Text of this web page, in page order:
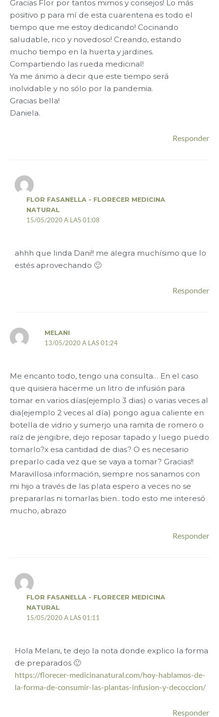
Gracias Flor por tantos mimos y consejos! Lo más
positivo p para mí de esta cuarentena es todo el
tiempo que me estoy dedicando! Cocinando
saludable, rico y novedoso! Creando, estando
mucho tiempo en la huerta y jardines.
Compartiendo las rueda medicinal!
Ya me ánimo a decir que este tiempo será
inolvidable y no sólo por la pandemia.
Gracias bella!
Daniela.
Responder
FLOR FASANELLA - FLORECER MEDICINA
NATURAL
15/05/2020 A LAS 01:08
ahhh que linda Dani!! me alegra muchísimo que lo
estés aprovechando 🙂
Responder
MELANI
13/05/2020 A LAS 01:24
Me encanto todo, tengo una consulta… En el caso
que quisiera hacerme un litro de infusión para
tomar en varios días(ejemplo 3 dias) o varias veces al
dia(ejemplo 2 veces al día) pongo agua caliente en
botella de vidrio y sumerjo una ramita de romero o
raíz de jengibre, dejo reposar tapado y luego puedo
tomarlo?x esa cantidad de dias? O es necesario
preparlo cada vez que se vaya a tomar? Gracias!!
Maravillosa información, siempre nos sanamos con
mi hijo a través de las plata espero a veces no se
prepararlas ni tomarlas bien.. todo esto me interesó
mucho, abrazo
Responder
FLOR FASANELLA - FLORECER MEDICINA
NATURAL
15/05/2020 A LAS 01:11
Hola Melani, te dejo la nota donde explico la forma
de preparados 🙂
https://florecer-medicinanatural.com/hoy-hablamos-de-
la-forma-de-consumir-las-plantas-infusion-y-decoccion/
Responder